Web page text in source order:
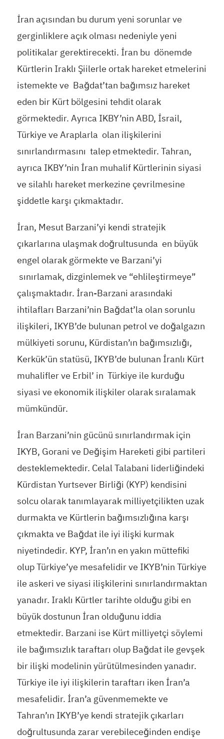
İran açısından bu durum yeni sorunlar ve
gerginliklere açık olması nedeniyle yeni
politikalar gerektirecekti. İran bu dönemde
Kürtlerin Iraklı Şiilerle ortak hareket etmelerini
istemekte ve Bağdat’tan bağımsız hareket
eden bir Kürt bölgesini tehdit olarak
görmektedir. Ayrıca IKBY’nin ABD, İsrail,
Türkiye ve Araplarla olan ilişkilerini
sınırlandırmasını talep etmektedir. Tahran,
ayrıca IKBY’nin İran muhalif Kürtlerinin siyasi
ve silahlı hareket merkezine çevrilmesine
şiddetle karşı çıkmaktadır.
İran, Mesut Barzani’yi kendi stratejik
çıkarlarına ulaşmak doğrultusunda en büyük
engel olarak görmekte ve Barzani’yi
sınırlamak, dizginlemek ve “ehlileştirmeye”
çalışmaktadır. İran-Barzani arasındaki
ihtilafları Barzani’nin Bağdat’la olan sorunlu
ilişkileri, IKYB’de bulunan petrol ve doğalgazın
mülkiyeti sorunu, Kürdistan’ın bağımsızlığı,
Kerkük’ün statüsü, IKYB’de bulunan İranlı Kürt
muhalifler ve Erbil’ in Türkiye ile kurduğu
siyasi ve ekonomik ilişkiler olarak sıralamak
mümkündür.
İran Barzani’nin gücünü sınırlandırmak için
IKYB, Gorani ve Değişim Hareketi gibi partileri
desteklemektedir. Celal Talabani liderliğindeki
Kürdistan Yurtsever Birliği (KYP) kendisini
solcu olarak tanımlayarak milliyetçilikten uzak
durmakta ve Kürtlerin bağımsızlığına karşı
çıkmakta ve Bağdat ile iyi ilişki kurmak
niyetindedir. KYP, İran’ın en yakın müttefiki
olup Türkiye’ye mesafelidir ve IKYB’nin Türkiye
ile askeri ve siyasi ilişkilerini sınırlandırmaktan
yanadır. Iraklı Kürtler tarihte olduğu gibi en
büyük dostunun İran olduğunu iddia
etmektedir. Barzani ise Kürt milliyetçi söylemi
ile bağımsızlık taraftarı olup Bağdat ile gevşek
bir ilişki modelinin yürütülmesinden yanadır.
Türkiye ile iyi ilişkilerin taraftarı iken İran’a
mesafelidir. İran’a güvenmemekte ve
Tahran’ın IKYB’ye kendi stratejik çıkarları
doğrultusunda zarar verebileceğinden endişe